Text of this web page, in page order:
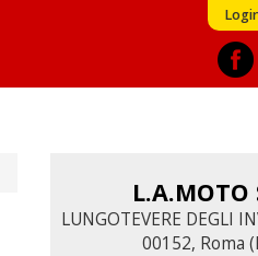
L.A.MOTO
LUNGOTEVERE DEGLI
00152, Roma
L.A.MOTO
LUNGOTEVERE DEGLI
00152, Roma